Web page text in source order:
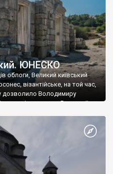
ЮНЕСКО
облоги, Великий київський
візантійське, на той час,
дозволило Володимиру
імператору Василю ІІ, та
став Василем-християнином.
честь Херсонесу Таврійського